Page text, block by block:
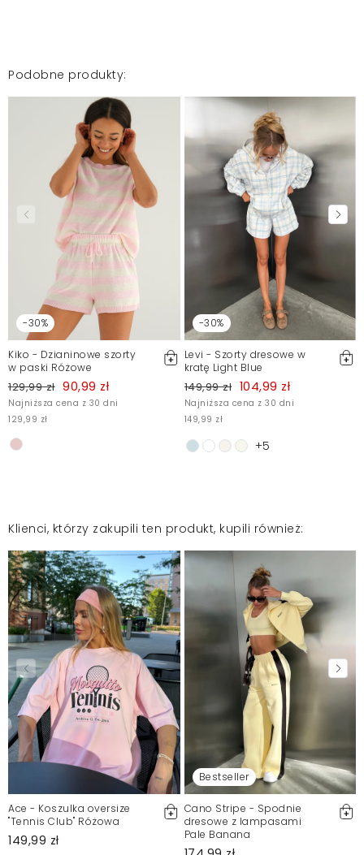
Podobne produkty:
-30%
Kiko - Dzianinowe szorty
w paski Różowe
129,99 zł 90,99 zł
Najniższa cena z 30 dni
129,99 zł
-30%
Levi - Szorty dresowe w
kratę Light Blue
149,99 zł 104,99 zł
Najniższa cena z 30 dni
149,99 zł
+5
Klienci, którzy zakupili ten produkt, kupili również:
Ace - Koszulka oversize
"Tennis Club" Różowa
149,99 zł
Bestseller
Cano Stripe - Spodnie
dresowe z lampasami
Pale Banana